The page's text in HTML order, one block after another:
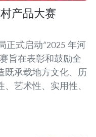
产品大赛
正式启动“2025 年河
旨在表彰和鼓励全
既承载地方文化、历
艺术性、实用性、